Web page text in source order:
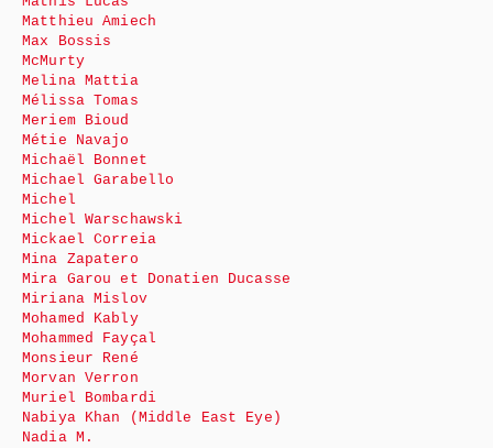
Matthieu Amiech
Max Bossis
McMurty
Melina Mattia
Mélissa Tomas
Meriem Bioud
Métie Navajo
Michaël Bonnet
Michael Garabello
Michel
Michel Warschawski
Mickael Correia
Mina Zapatero
Mira Garou et Donatien Ducasse
Miriana Mislov
Mohamed Kably
Mohammed Fayçal
Monsieur René
Morvan Verron
Muriel Bombardi
Nabiya Khan (Middle East Eye)
Nadia M.